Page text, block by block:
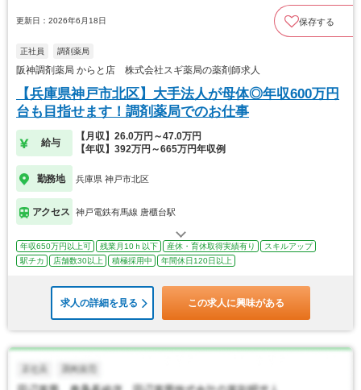
更新日：2026年6月18日 保存する
正社員 調剤薬局
阪神調剤薬局 からと店 株式会社スギ薬局の薬剤師求人
【兵庫県神戸市北区】大手法人が母体◎年収600万円
台も目指せます！調剤薬局でのお仕事
給与
【月収】26.0万円～47.0万円
【年収】392万円～665万円年収例
勤務地 兵庫県 神戸市北区
アクセス 神戸電鉄有馬線 唐櫃台駅
年収650万円以上可 残業月10ｈ以下 産休・育休取得実績有り
スキルアップ
駅チカ
店舗数30以上 積極採用中 年間休日120日以上
求人の詳細を見る この求人に興味がある